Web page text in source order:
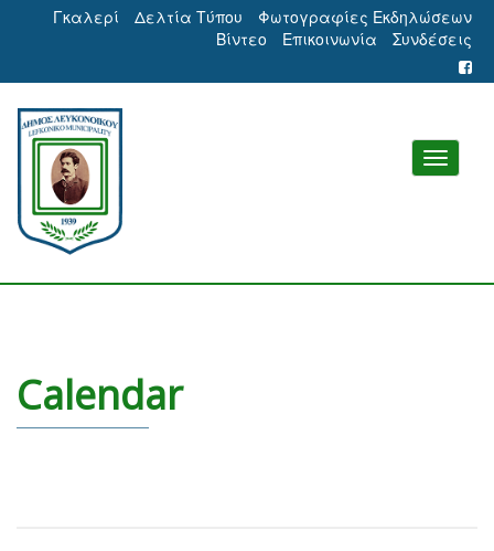
Γκαλερί Δελτία Τύπου
Φωτογραφίες Εκδηλώσεων
Βίντεο
Επικοινωνία Συνδέσεις
Calendar